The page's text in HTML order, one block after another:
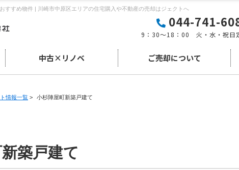
すすめ物件 | 川崎市中原区エリアの住宅購入や不動産の売却はジェクトへ
044-741-
9：30～18：00 火・水・祝日
中古×リノベ ご売却について
情報一覧 > 小杉陣屋町新築戸建て
築戸建て